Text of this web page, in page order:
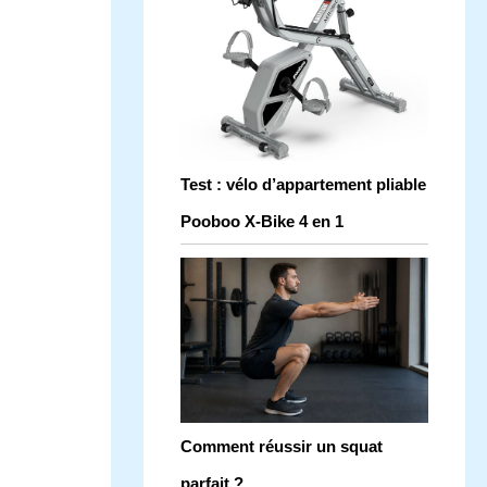
Test : vélo d’appartement pliable
Pooboo X-Bike 4 en 1
Comment réussir un squat